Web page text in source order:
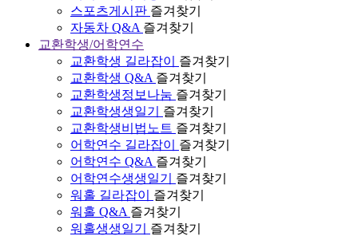
스포츠게시판 즐겨찾기
자동차 Q&A 즐겨찾기
교환학생/어학연수
교환학생 길라잡이
즐겨찾기
교환학생 Q&A 즐겨찾기
교환학생정보나눔 즐겨찾기
교환학생생일기
즐겨찾기
교환학생비법노트 즐겨찾기
어학연수 길라잡이
즐겨찾기
어학연수 Q&A 즐겨찾기
어학연수생생일기
즐겨찾기
워홀 길라잡이
즐겨찾기
워홀 Q&A 즐겨찾기
워홀생생일기
즐겨찾기